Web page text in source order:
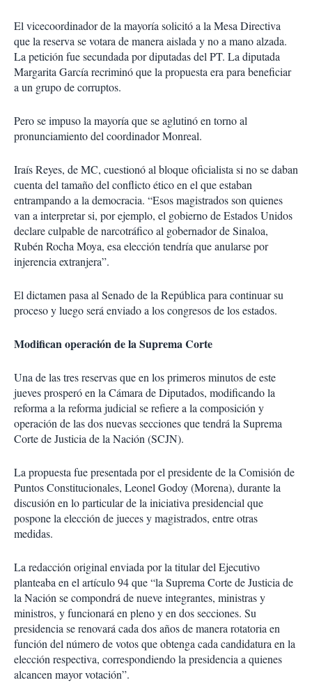
El vicecoordinador de la mayoría solicitó a la Mesa Directiva
que la reserva se votara de manera aislada y no a mano alzada.
La petición fue secundada por diputadas del PT. La diputada
Margarita García recriminó que la propuesta era para beneficiar
a un grupo de corruptos.
Pero se impuso la mayoría que se aglutinó en torno al
pronunciamiento del coordinador Monreal.
Iraís Reyes, de MC, cuestionó al bloque oficialista si no se daban
cuenta del tamaño del conflicto ético en el que estaban
entrampando a la democracia. “Esos magistrados son quienes
van a interpretar si, por ejemplo, el gobierno de Estados Unidos
declare culpable de narcotráfico al gobernador de Sinaloa,
Rubén Rocha Moya, esa elección tendría que anularse por
injerencia extranjera”.
El dictamen pasa al Senado de la República para continuar su
proceso y luego será enviado a los congresos de los estados.
Modifican operación de la Suprema Corte
Una de las tres reservas que en los primeros minutos de este
jueves prosperó en la Cámara de Diputados, modificando la
reforma a la reforma judicial se refiere a la composición y
operación de las dos nuevas secciones que tendrá la Suprema
Corte de Justicia de la Nación (SCJN).
La propuesta fue presentada por el presidente de la Comisión de
Puntos Constitucionales, Leonel Godoy (Morena), durante la
discusión en lo particular de la iniciativa presidencial que
pospone la elección de jueces y magistrados, entre otras
medidas.
La redacción original enviada por la titular del Ejecutivo
planteaba en el artículo 94 que “la Suprema Corte de Justicia de
la Nación se compondrá de nueve integrantes, ministras y
ministros, y funcionará en pleno y en dos secciones. Su
presidencia se renovará cada dos años de manera rotatoria en
función del número de votos que obtenga cada candidatura en la
elección respectiva, correspondiendo la presidencia a quienes
alcancen mayor votación”.